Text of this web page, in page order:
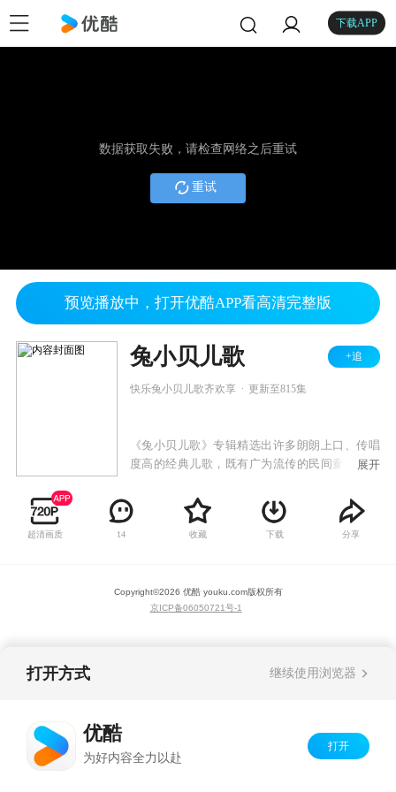
下载APP
数据获取失败，请检查网络之后重试
重试
预览播放中，打开优酷APP看高清完整版
兔小贝儿歌 +追
快乐兔小贝儿歌齐欢享 更新至815集
《兔小贝儿歌》专辑精选出许多朗朗上口、传唱
度高的经典儿歌，既有广为流传的民间童谣，也
可爱的卡通形象，通过小歌手们童稚的嗓音为大
家带来全新的儿歌世界。《兔小贝儿歌》专辑符
合当代审美、时代潮流的高品质儿歌动画，韵律
欢乐的音乐氛围，还能从歌曲中学习语言，培养
美感，启发益智，增长见识。
展开
超清画质 14 收藏 下载 分享
Copyright©2026 优酷 youku.com版权所有
京ICP备06050721号-1
打开方式 继续使用浏览器
优酷
为好内容全力以赴
打开